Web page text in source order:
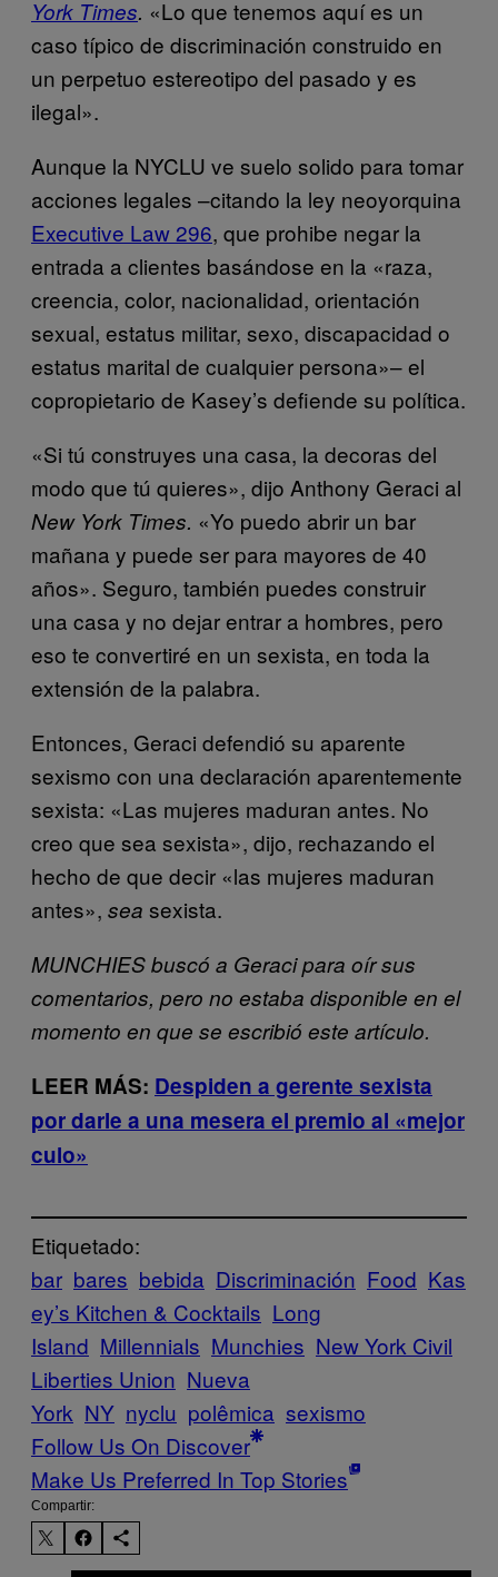
York Times. «Lo que tenemos aquí es un
caso típico de discriminación construido en
un perpetuo estereotipo del pasado y es
ilegal».
Aunque la NYCLU ve suelo solido para tomar
acciones legales –citando la ley neoyorquina
Executive Law 296, que prohibe negar la
entrada a clientes basándose en la «raza,
creencia, color, nacionalidad, orientación
sexual, estatus militar, sexo, discapacidad o
estatus marital de cualquier persona»– el
copropietario de Kasey’s defiende su política.
«Si tú construyes una casa, la decoras del
modo que tú quieres», dijo Anthony Geraci al
New York Times. «Yo puedo abrir un bar
mañana y puede ser para mayores de 40
años». Seguro, también puedes construir
una casa y no dejar entrar a hombres, pero
eso te convertiré en un sexista, en toda la
extensión de la palabra.
Entonces, Geraci defendió su aparente
sexismo con una declaración aparentemente
sexista: «Las mujeres maduran antes. No
creo que sea sexista», dijo, rechazando el
hecho de que decir «las mujeres maduran
antes», sea sexista.
MUNCHIES buscó a Geraci para oír sus
comentarios, pero no estaba disponible en el
momento en que se escribió este artículo.
LEER MÁS: Despiden a gerente sexista
por darle a una mesera el premio al «mejor
culo»
Etiquetado:
bar bares bebida Discriminación Food Kas
ey’s Kitchen & Cocktails Long
Island Millennials Munchies New York Civil
Liberties Union Nueva
York NY nyclu polêmica sexismo
Follow Us On Discover
Make Us Preferred In Top Stories
Compartir: